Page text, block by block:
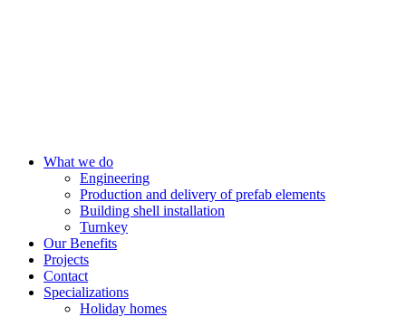
What we do
Engineering
Production and delivery of prefab elements
Building shell installation
Turnkey
Our Benefits
Projects
Contact
Specializations
Holiday homes